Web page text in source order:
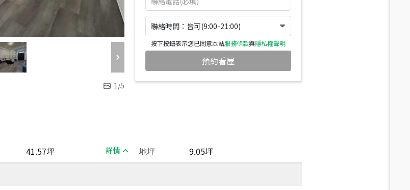
1/5
聯絡時間：皆可(9:00-21:00)
按下按鈕表示您已同意本站服務條款與隱私權聲明
預約看屋
41.57坪 詳情 地坪
9.05坪